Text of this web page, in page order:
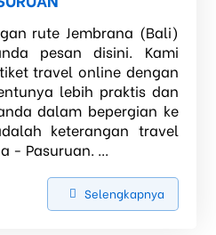
rute Jembrana (Bali)
pesan disini. Kami
travel online dengan
lebih praktis dan
dalam bepergian ke
keterangan travel
- Pasuruan. ...
Selengkapnya